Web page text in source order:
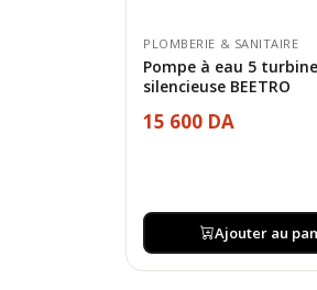
PLOMBERIE & SANITAIRE
Pompe à eau 5
silencieuse BEETRO
15 600 DA
Ajouter au